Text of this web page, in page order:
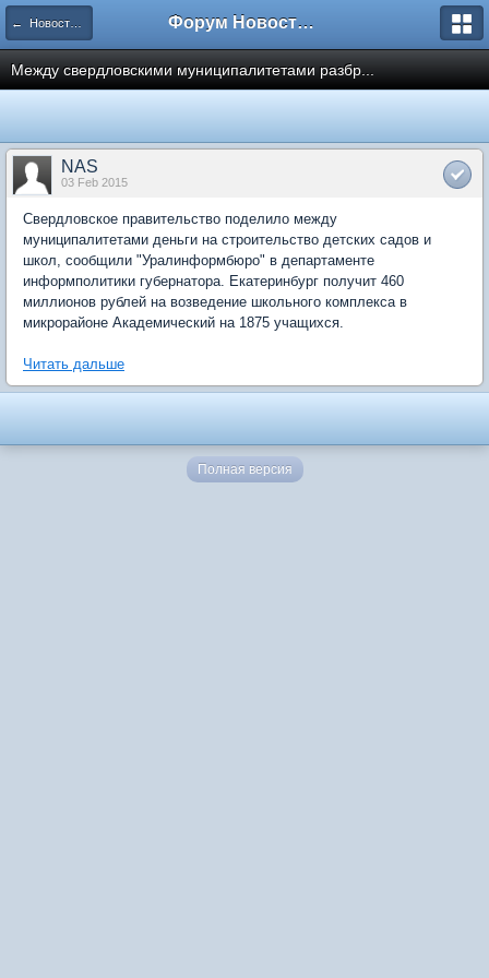
← Новости рынка недвижимости Форум Новостройки
Между свердловскими муниципалитетами разбр...
NAS
03 Feb 2015
Свердловское правительство поделило между
муниципалитетами деньги на строительство детских садов и
школ, сообщили "Уралинформбюро" в департаменте
информполитики губернатора. Екатеринбург получит 460
миллионов рублей на возведение школьного комплекса в
микрорайоне Академический на 1875 учащихся.
Читать дальше
Полная версия